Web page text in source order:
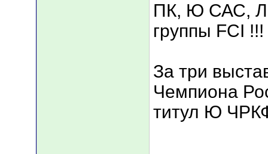
ПК, Ю САС,
группы FCI !!!
За три
Чемпиона
титул Ю